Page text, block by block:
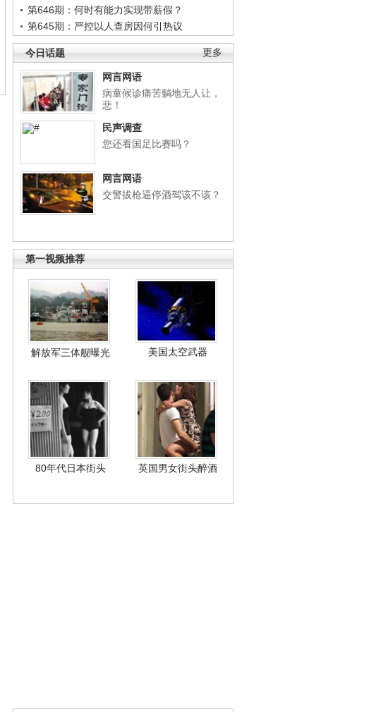
第646期：何时有能力实现带薪假？
第645期：严控以人查房因何引热议
更多
今日话题
网言网语
病童候诊痛苦躺地无人让，
悲！
民声调查
您还看国足比赛吗？
网言网语
交警拔枪逼停酒驾该不该？
第一视频推荐
解放军三体舰曝光 美国太空武器
80年代日本街头 英国男女街头醉酒